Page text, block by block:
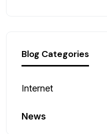
Blog Categories
Internet
News